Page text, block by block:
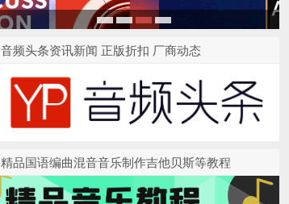
音频头条资讯新闻 正版折扣 厂商动态
精品国语编曲混音音乐制作吉他贝斯等教程